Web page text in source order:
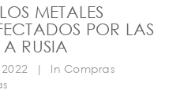
METALES
POR LAS
A RUSIA
| In Compras